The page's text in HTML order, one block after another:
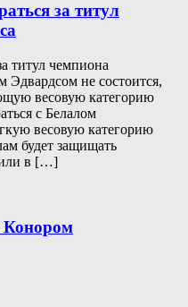
за титул
титул чемпиона
Эдвардсом не состоится,
весовую категорию
с Белалом
весовую категорию
будет защищать
в […]
Конором